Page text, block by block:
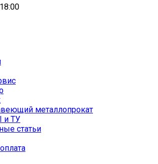
металлопрокат
и ТУ
статьи